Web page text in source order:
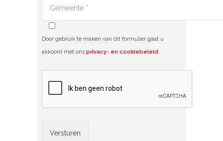
Door gebruik te maken van dit formulier gaat u
akkoord met ons privacy- en cookiebeleid.